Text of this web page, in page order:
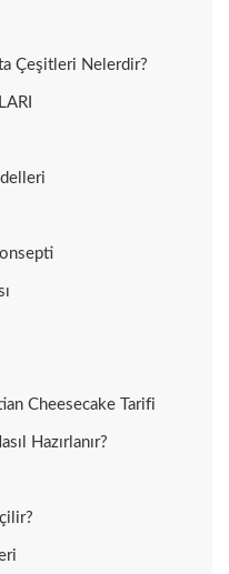
Çeşitleri Nelerdir?
Cheesecake Tarifi
Hazırlanır?